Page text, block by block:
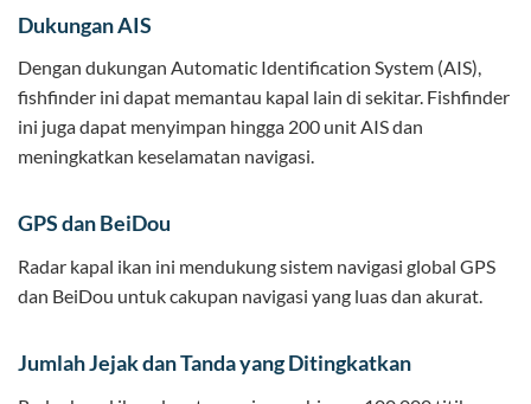
Dukungan AIS
Dengan dukungan Automatic Identification System (AIS),
fishfinder ini dapat memantau kapal lain di sekitar. Fishfinder
ini juga dapat menyimpan hingga 200 unit AIS dan
meningkatkan keselamatan navigasi.
GPS dan BeiDou
Radar kapal ikan ini mendukung sistem navigasi global GPS
dan BeiDou untuk cakupan navigasi yang luas dan akurat.
Jumlah Jejak dan Tanda yang Ditingkatkan